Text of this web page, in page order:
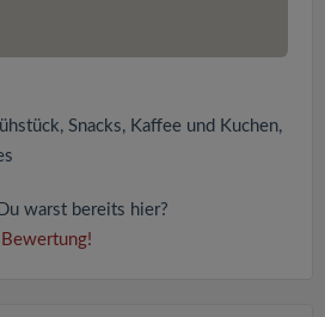
Snacks, Kaffee und Kuchen,
warst bereits hier?